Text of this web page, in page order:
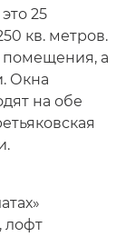
25
кв. метров.
помещения, а
Окна
на обе
лофт